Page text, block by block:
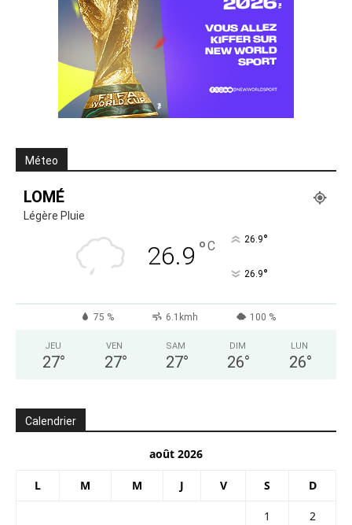
Méteo
LOMÉ
Légère Pluie
26.9 °C 26.9°
26.9°
75 % 6.1kmh 100 %
JEU
27°
VEN
27°
SAM
27°
DIM
26°
LUN
26°
Calendrier
août 2026
L M M J V S D
1
2